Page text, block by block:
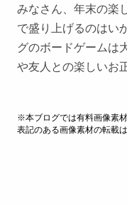
みなさん、年末の楽
で盛り上げるのはい
グのボードゲームは
や友人との楽しいお
※本ブログでは有料画像素
表記のある画像素材の転載